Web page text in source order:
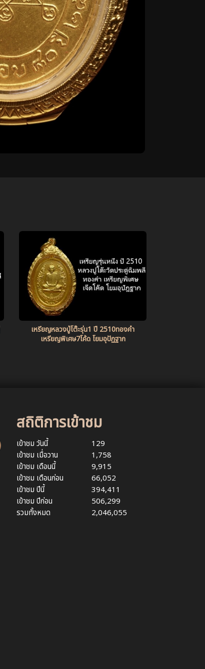
เหรียญหลวงปู่โต๊ะรุ่น1 ปี 2510ทองคำ
เหรียญพิเศษ7โค้ด โยมอุปัฏฐาก
สถิติการเข้าชม
เข้าชม วันนี้
129
เข้าชม เมื่อวาน
1,758
เข้าชม เดือนนี้
9,915
เข้าชม เดือนก่อน
66,052
เข้าชม ปีนี้
394,411
เข้าชม ปีก่อน
506,299
รวมทั้งหมด
2,046,055